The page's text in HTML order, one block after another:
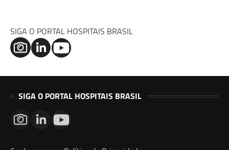
SIGA O PORTAL HOSPITAIS BRASIL
SIGA O PORTAL HOSPITAIS BRASIL